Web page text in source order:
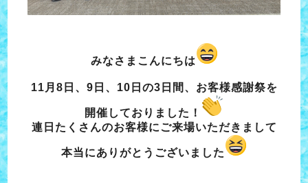
みなさまこんにちは
11月8日、9日、10日の3日間、お客様感謝祭を
開催しておりました！
連日たくさんのお客様にご来場いただきまして
本当にありがとうございました